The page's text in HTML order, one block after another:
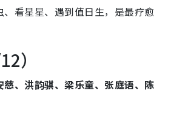
看星星、遇到值日生，是最疗愈
）
、洪韵骐、梁乐童、张庭语、陈